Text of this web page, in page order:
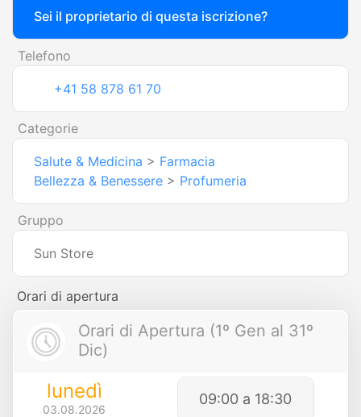
Sei il proprietario di questa iscrizione?
Telefono
+41 58 878 61 70
Categorie
Salute & Medicina > Farmacia
Bellezza & Benessere > Profumeria
Gruppo
Sun Store
Orari di apertura
Orari di Apertura (1º Gen al 31º
Dic)
lunedì
03.08.2026
09:00 a 18:30